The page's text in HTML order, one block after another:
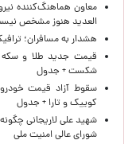
معاون هماهنگ‌کننده
العدید هنوز مشخص
هشدار به مسافران؛
شکست + جدول
سقوط آزاد قیمت خودرو
کوییک و تارا + جدول
شهید علی لاریجانی
شورای عالی امنیت ملی